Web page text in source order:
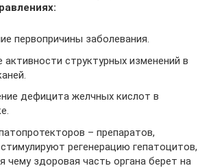
первопричины заболевания.
активности структурных изменений в
дефицита желчных кислот в
– препаратов,
регенерацию гепатоцитов,
чему здоровая часть органа берет на